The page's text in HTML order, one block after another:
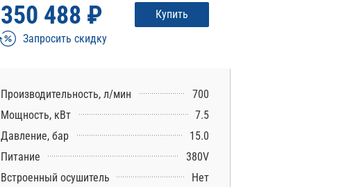
350 488 ₽
Купить
Запросить скидку
Производительность, л/мин
700
Мощность, кВт
7.5
Давление, бар
15.0
Питание
380V
Встроенный осушитель
Нет